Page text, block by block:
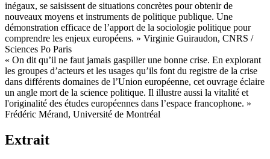
inégaux, se saisissent de situations concrètes pour obtenir de
nouveaux moyens et instruments de politique publique. Une
démonstration efficace de l’apport de la sociologie politique pour
comprendre les enjeux européens. » Virginie Guiraudon, CNRS /
Sciences Po Paris
« On dit qu’il ne faut jamais gaspiller une bonne crise. En explorant
les groupes d’acteurs et les usages qu’ils font du registre de la crise
dans différents domaines de l’Union européenne, cet ouvrage éclaire
un angle mort de la science politique. Il illustre aussi la vitalité et
l'originalité des études européennes dans l’espace francophone. »
Frédéric Mérand, Université de Montréal
Extrait